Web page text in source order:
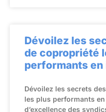
Dévoilez les
de copropriété
performants
Dévoilez les secrets
les plus performants
d’excellence des